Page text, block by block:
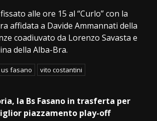
alle ore 15 al “Curlo” con la
affidata a Davide Ammannati della
coadiuvato da Lorenzo Savasta e
della Alba-Bra.
us fasano vito costantini
la Bs Fasano in trasferta per
piazzamento play-off